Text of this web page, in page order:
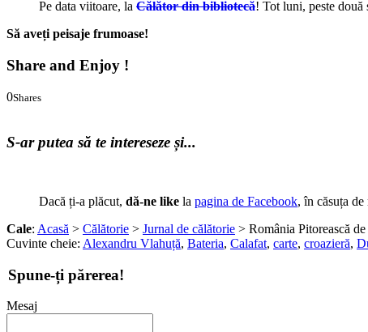
Pe data viitoare, la Călător din bibliotecă! Tot luni, peste două
Să aveți peisaje frumoase!
Share and Enjoy !
0Shares
S-ar putea să te intereseze și...
Dacă ți-a plăcut, dă-ne like la pagina de Facebook, în căsuța
Cale: Acasă > Călătorie > Jurnal de călătorie > România Pitorească
Cuvinte cheie: Alexandru Vlahuță, Bateria, Calafat, carte, croazieră,
Spune-ți părerea!
Mesaj